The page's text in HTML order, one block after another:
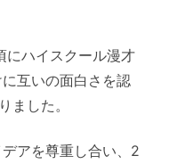
にハイスクール漫才
互いの面白さを認
ました。
アを尊重し合い、2